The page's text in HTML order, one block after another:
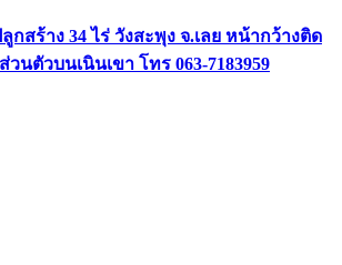
สร้าง 34 ไร่ วังสะพุง จ.เลย หน้ากว้างติด
ตัวบนเนินเขา โทร 063-7183959